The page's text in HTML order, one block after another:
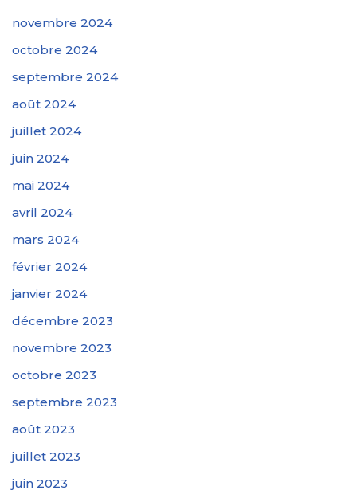
novembre 2024
octobre 2024
septembre 2024
août 2024
juillet 2024
juin 2024
mai 2024
avril 2024
mars 2024
février 2024
janvier 2024
décembre 2023
novembre 2023
octobre 2023
septembre 2023
août 2023
juillet 2023
juin 2023